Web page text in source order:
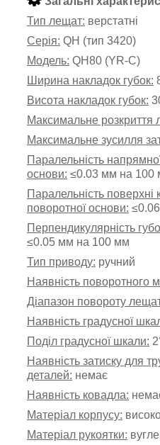
Тип лещат: верстатні
Серія: QH (тип 3420)
Модель: QH80 (YR-C)
Ширина накладок губок:
Висота накладок губок:
Максимальне розкриття
Максимальне зусилля
Паралельність
основи: ≤0.03 мм на 100
Паралельність поверхні
поворотної основи:
Перпендикулярність
≤0.05 мм на 100 мм
Тип приводу: ручний
Наявність поворотного
Діапазон повороту
Наявність градусної
Поділ градусної шкали: 2
Наявність затиску для
деталей: немає
Наявність ковадла:
Матеріал корпусу:
Матеріал рукоятки: